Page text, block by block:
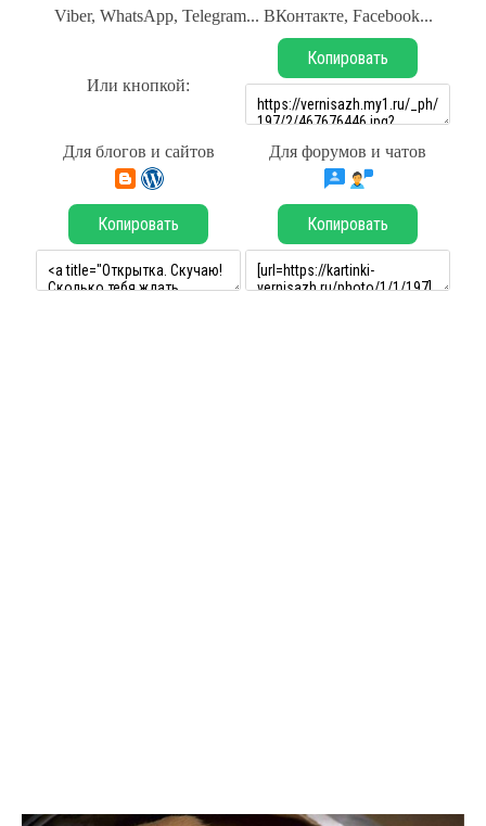
Viber, WhatsApp, Telegram... ВКонтакте, Facebook...
Или кнопкой:
Копировать
Для блогов и сайтов Для форумов и чатов
Копировать Копировать